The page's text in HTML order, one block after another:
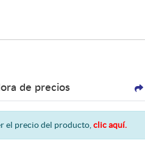
de precios
el precio del producto,clic aquí.